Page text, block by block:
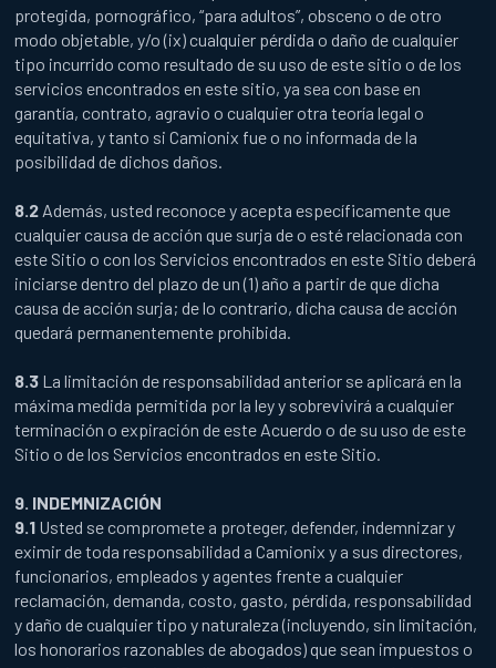
protegida, pornográfico, “para adultos”, obsceno o de otro
modo objetable, y/o (ix) cualquier pérdida o daño de cualquier
tipo incurrido como resultado de su uso de este sitio o de los
servicios encontrados en este sitio, ya sea con base en
garantía, contrato, agravio o cualquier otra teoría legal o
equitativa, y tanto si Camionix fue o no informada de la
posibilidad de dichos daños.
8.2 Además, usted reconoce y acepta específicamente que
cualquier causa de acción que surja de o esté relacionada con
este Sitio o con los Servicios encontrados en este Sitio deberá
iniciarse dentro del plazo de un (1) año a partir de que dicha
causa de acción surja; de lo contrario, dicha causa de acción
quedará permanentemente prohibida.
8.3 La limitación de responsabilidad anterior se aplicará en la
máxima medida permitida por la ley y sobrevivirá a cualquier
terminación o expiración de este Acuerdo o de su uso de este
Sitio o de los Servicios encontrados en este Sitio.
9. INDEMNIZACIÓN
9.1 Usted se compromete a proteger, defender, indemnizar y
eximir de toda responsabilidad a Camionix y a sus directores,
funcionarios, empleados y agentes frente a cualquier
reclamación, demanda, costo, gasto, pérdida, responsabilidad
y daño de cualquier tipo y naturaleza (incluyendo, sin limitación,
los honorarios razonables de abogados) que sean impuestos o